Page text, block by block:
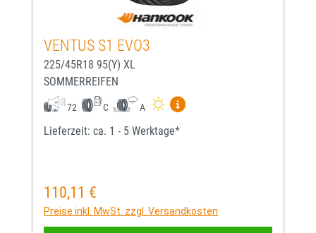
VENTUS S1 EVO3
225/45R18 95(Y) XL
SOMMERREIFEN
72 C A
Mehr Informationen zum
Lieferzeit: ca. 1 - 5 Werktage*
Regulärer Preis:
110,11 €
Preise inkl. MwSt. zzgl. Versandkosten